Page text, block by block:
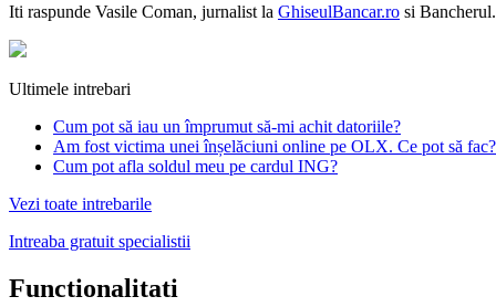
Iti raspunde Vasile Coman, jurnalist la GhiseulBancar.ro si
Ultimele intrebari
Cum pot să iau un împrumut să-mi achit datoriile?
Am fost victima unei înșelăciuni online pe OLX. Ce pot să fac?
Cum pot afla soldul meu pe cardul ING?
Vezi toate intrebarile
Intreaba gratuit specialistii
Functionalitati